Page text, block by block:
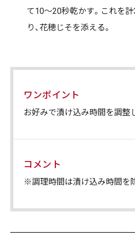
て10～20秒乾かす。これを
り、花穂じそを添える。
ワンポイント
お好みで漬け込み時間を調整
コメント
※調理時間は漬け込み時間を